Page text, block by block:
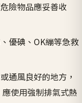
險物品應妥善收
優碘、OK繃等急救
通風良好的地方，
使用強制排氣式熱